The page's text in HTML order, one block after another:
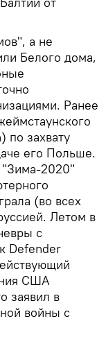
а не
Белого дома,
Ранее
по захвату
его Польше.
"Зима-2020"
(во всех
Летом в
с
Defender
США
заявил в
войны с